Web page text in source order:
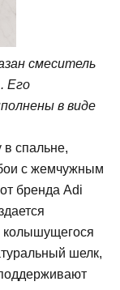
смеситель
Его
в виде
спальне,
с жемчужным
бренда Adi
колышущегося
шелк,